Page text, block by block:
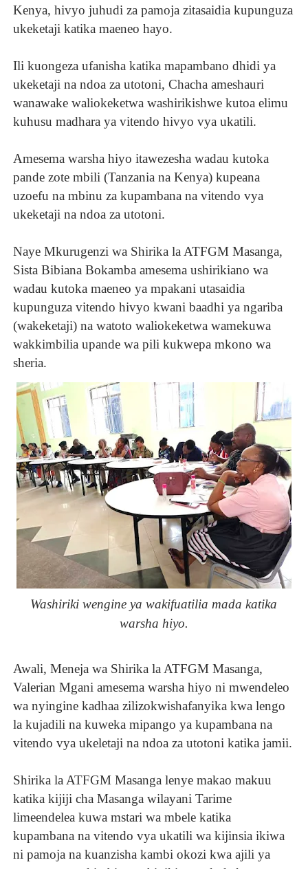
Kenya, hivyo juhudi za pamoja zitasaidia kupunguza
ukeketaji katika maeneo hayo.
Ili kuongeza ufanisha katika mapambano dhidi ya
ukeketaji na ndoa za utotoni, Chacha ameshauri
wanawake waliokeketwa washirikishwe kutoa elimu
kuhusu madhara ya vitendo hivyo vya ukatili.
Amesema warsha hiyo itawezesha wadau kutoka
pande zote mbili (Tanzania na Kenya) kupeana
uzoefu na mbinu za kupambana na vitendo vya
ukeketaji na ndoa za utotoni.
Naye Mkurugenzi wa Shirika la ATFGM Masanga,
Sista Bibiana Bokamba amesema ushirikiano wa
wadau kutoka maeneo ya mpakani utasaidia
kupunguza vitendo hivyo kwani baadhi ya ngariba
(wakeketaji) na watoto waliokeketwa wamekuwa
wakkimbilia upande wa pili kukwepa mkono wa
sheria.
Washiriki wengine ya wakifuatilia mada katika
warsha hiyo.
Awali, Meneja wa Shirika la ATFGM Masanga,
Valerian Mgani amesema warsha hiyo ni mwendeleo
wa nyingine kadhaa zilizokwishafanyika kwa lengo
la kujadili na kuweka mipango ya kupambana na
vitendo vya ukeletaji na ndoa za utotoni katika jamii.
Shirika la ATFGM Masanga lenye makao makuu
katika kijiji cha Masanga wilayani Tarime
limeendelea kuwa mstari wa mbele katika
kupambana na vitendo vya ukatili wa kijinsia ikiwa
ni pamoja na kuanzisha kambi okozi kwa ajili ya